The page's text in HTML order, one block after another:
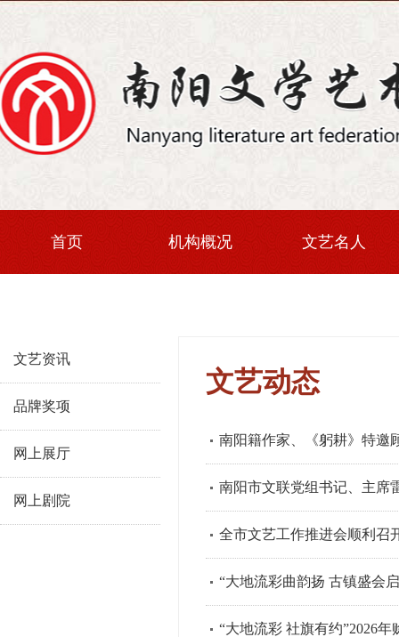
首页 机构概况 文艺名人
文艺资讯
品牌奖项
网上展厅
网上剧院
文艺动态
南阳籍作家、《躬耕》特邀
南阳市文联党组书记、主席
全市文艺工作推进会顺利召
“大地流彩曲韵扬 古镇盛会
“大地流彩 社旗有约”2026